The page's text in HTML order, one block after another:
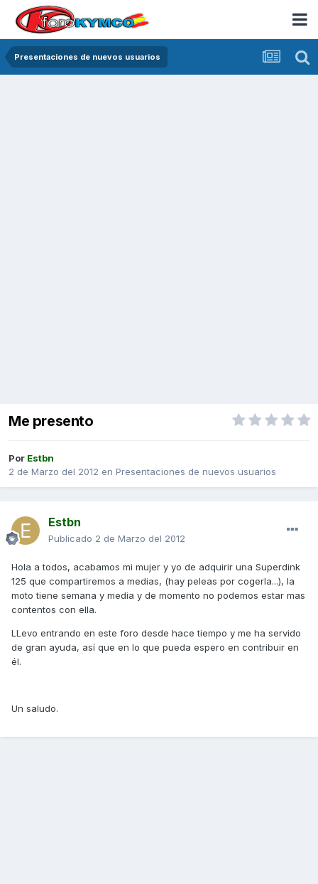
Presentaciones de nuevos usuarios
Me presento
Por Estbn
2 de Marzo del 2012 en Presentaciones de nuevos usuarios
Estbn
Publicado 2 de Marzo del 2012
Hola a todos, acabamos mi mujer y yo de adquirir una Superdink
125 que compartiremos a medias, (hay peleas por cogerla...), la
moto tiene semana y media y de momento no podemos estar mas
contentos con ella.
LLevo entrando en este foro desde hace tiempo y me ha servido
de gran ayuda, así que en lo que pueda espero en contribuir en
él.
Un saludo.